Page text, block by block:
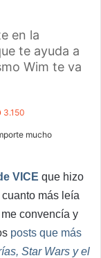
en la
te ayuda a
Wim te va
3.150
mucho
VICE que hizo
más leía
convencía y
posts que más
Star Wars y el